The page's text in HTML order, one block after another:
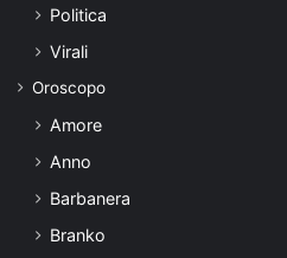
Politica
Virali
Oroscopo
Amore
Anno
Barbanera
Branko